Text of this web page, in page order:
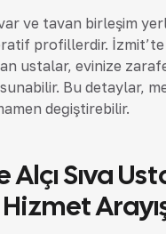
ve tavan birleşim
profillerdir.
ustalar, evinize
Bu detaylar,
değiştirebilir.
Sıva